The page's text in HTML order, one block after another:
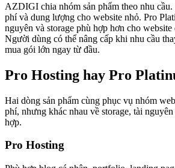
AZDIGI chia nhóm sản phẩm theo nhu
phí và dung lượng cho website nhỏ. Pro
nguyên và storage phù hợp hơn cho website
Người dùng có thể nâng cấp khi nhu cầu
mua gói lớn ngay từ đầu.
Pro Hosting hay Pro
Hai dòng sản phẩm cùng phục vụ nhóm
phí, nhưng khác nhau về storage, tài
hợp.
Pro Hosting